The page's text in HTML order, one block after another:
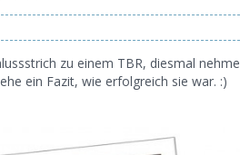
zu einem TBR, diesmal nehme
ein Fazit, wie erfolgreich sie war. :)